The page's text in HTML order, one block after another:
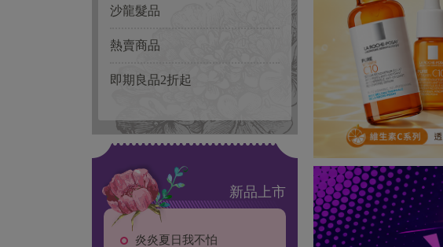
沙龍髮品
熱賣商品
即期良品2折起
新品上市
炎炎夏日我不怕